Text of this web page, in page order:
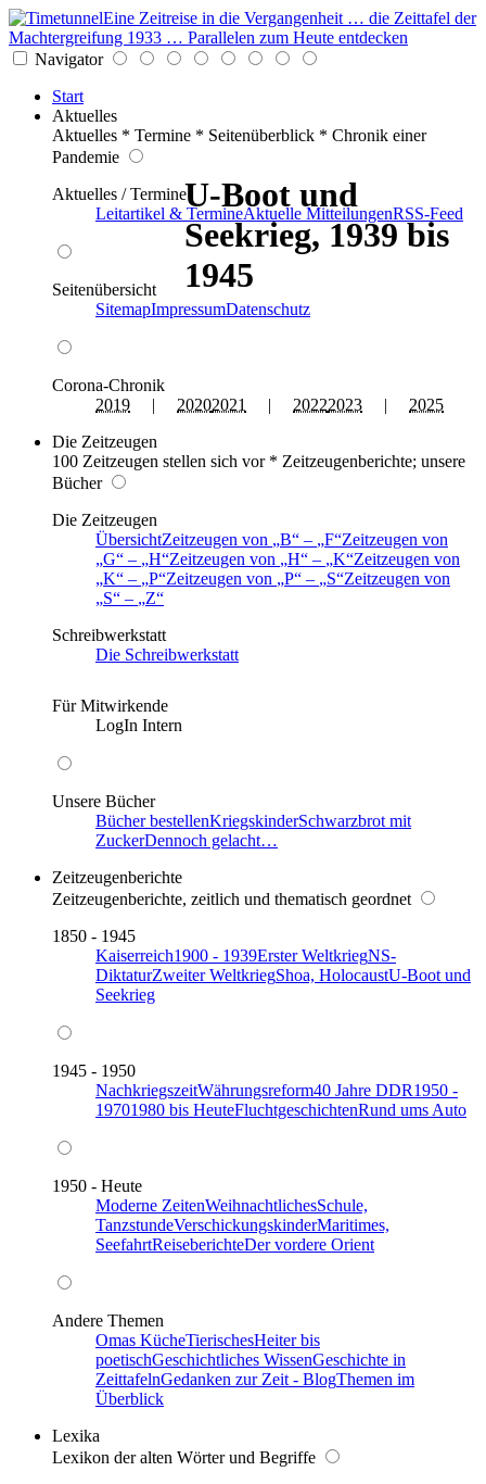
Eine Zeitreise in die Vergangenheit … die Zeittafel der
Machtergreifung 1933 … Parallelen zum Heute entdecken
Navigator
Start
Aktuelles
Aktuelles * Termine * Seitenüberblick * Chronik einer
Pandemie
Aktuelles / Termine
Leitartikel & TermineAktuelle MitteilungenRSS-Feed
Seitenübersicht
SitemapImpressumDatenschutz
Corona-Chronik
2019 | 20202021 | 20222023 | 2025
Die Zeitzeugen
100 Zeitzeugen stellen sich vor * Zeitzeugenberichte; unsere
Bücher
Die Zeitzeugen
ÜbersichtZeitzeugen von B – F Zeitzeugen von
G
– H Zeitzeugen von H – K Zeitzeugen von
K
– P Zeitzeugen von P – S Zeitzeugen von
S
–
Z
Schreibwerkstatt
Die Schreibwerkstatt
Für Mitwirkende
LogIn Intern
Unsere Bücher
Bücher bestellenKriegskinderSchwarzbrot mit
ZuckerDennoch gelacht…
Zeitzeugenberichte
Zeitzeugenberichte, zeitlich und thematisch geordnet
1850 - 1945
Kaiserreich1900 - 1939Erster WeltkriegNS-
DiktaturZweiter WeltkriegShoa, HolocaustU-Boot und
Seekrieg
1945 - 1950
NachkriegszeitWährungsreform40 Jahre DDR1950 -
19701980 bis HeuteFluchtgeschichtenRund ums Auto
1950 - Heute
Moderne ZeitenWeihnachtlichesSchule,
TanzstundeVerschickungskinderMaritimes,
SeefahrtReiseberichteDer vordere Orient
Andere Themen
Omas KücheTierischesHeiter bis
poetischGeschichtliches WissenGeschichte in
ZeittafelnGedanken zur Zeit - BlogThemen im
Überblick
Lexika
Lexikon der alten Wörter und Begriffe
U-Boot und
Seekrieg, 1939 bis
1945